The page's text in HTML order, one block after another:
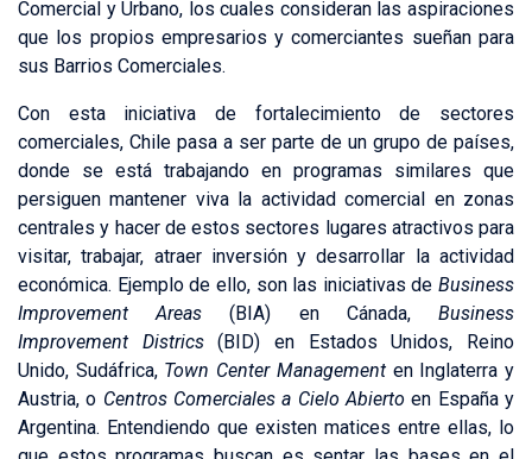
Comercial y Urbano, los cuales consideran las aspiraciones
que los propios empresarios y comerciantes sueñan para
sus Barrios Comerciales.
Con esta iniciativa de fortalecimiento de sectores
comerciales, Chile pasa a ser parte de un grupo de países,
donde se está trabajando en programas similares que
persiguen mantener viva la actividad comercial en zonas
centrales y hacer de estos sectores lugares atractivos para
visitar, trabajar, atraer inversión y desarrollar la actividad
económica. Ejemplo de ello, son las iniciativas de Business
Improvement Areas (BIA) en Cánada,Business
Improvement Districs(BID) en Estados Unidos, Reino
Unido, Sudáfrica, Town Center Managementen Inglaterra y
Austria, o Centros Comerciales a Cielo Abierto en España y
Argentina. Entendiendo que existen matices entre ellas, lo